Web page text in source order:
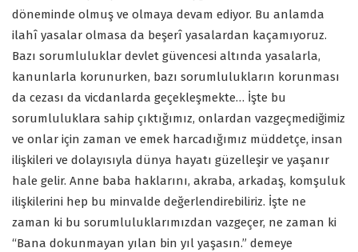
döneminde olmuş ve olmaya devam ediyor. Bu anlamda
ilahî yasalar olmasa da beşerî yasalardan kaçamıyoruz.
Bazı sorumluluklar devlet güvencesi altında yasalarla,
kanunlarla korunurken, bazı sorumlulukların korunması
da cezası da vicdanlarda geçekleşmekte… İşte bu
sorumluluklara sahip çıktığımız, onlardan vazgeçmediğimiz
ve onlar için zaman ve emek harcadığımız müddetçe, insan
ilişkileri ve dolayısıyla dünya hayatı güzelleşir ve yaşanır
hale gelir. Anne baba haklarını, akraba, arkadaş, komşuluk
ilişkilerini hep bu minvalde değerlendirebiliriz. İşte ne
zaman ki bu sorumluluklarımızdan vazgeçer, ne zaman ki
“Bana dokunmayan yılan bin yıl yaşasın.” demeye